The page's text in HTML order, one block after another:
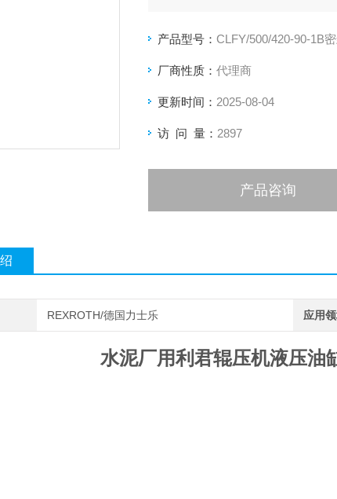
产品型号： CLFY/500/420-90-1B
厂商性质： 代理商
更新时间： 2025-08-04
访 问 量： 2897
产品咨询
REXROTH/德国力士乐 应用
水泥厂用利君辊压机液压油